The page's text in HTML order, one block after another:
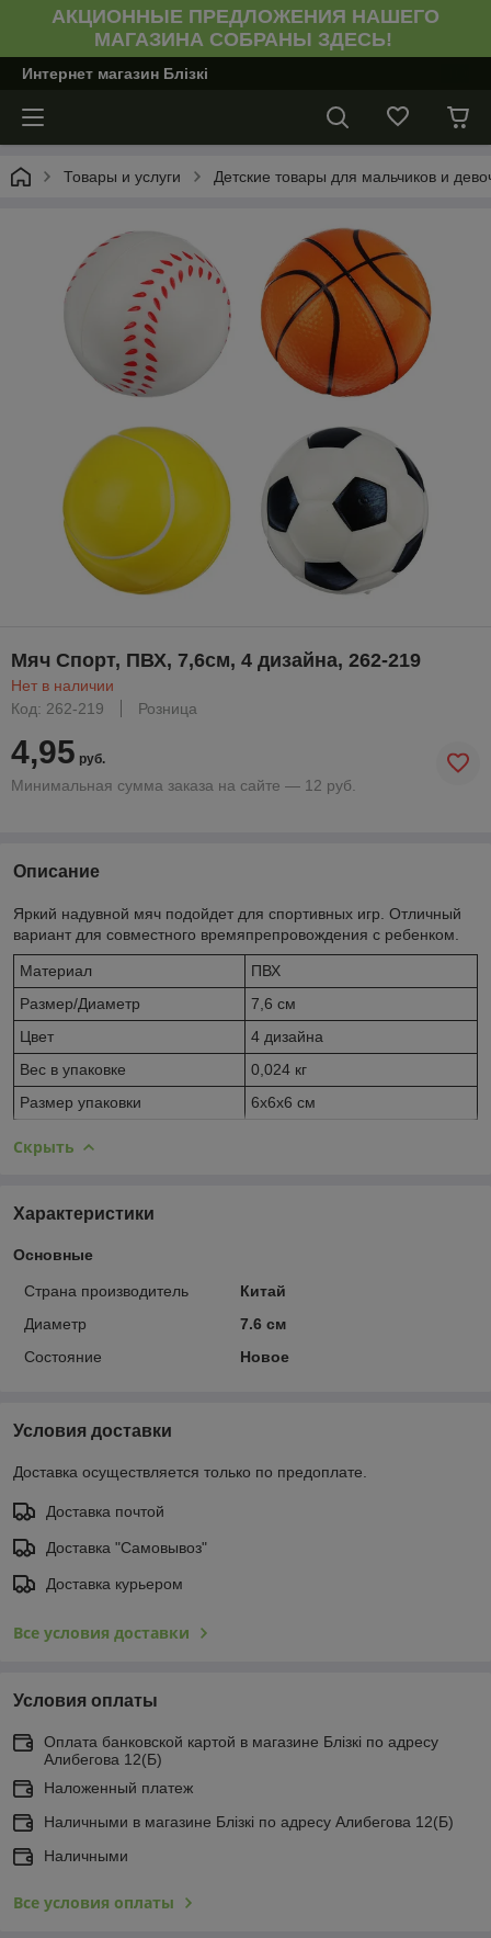
АКЦИОННЫЕ ПРЕДЛОЖЕНИЯ НАШЕГО
МАГАЗИНА СОБРАНЫ ЗДЕСЬ!
Интернет магазин Блiзкi
Товары и услуги Детские товары для мальчиков и
Мяч Спорт, ПВХ, 7,6см, 4 дизайна, 262-219
Нет в наличии
Код: 262-219
Розница
4,95 руб.
Минимальная сумма заказа на сайте — 12 руб.
Описание
Яркий надувной мяч подойдет для спортивных игр. Отличный
вариант для совместного времяпрепровождения с ребенком.
Материал
ПВХ
Размер/Диаметр
7,6 см
Цвет
4 дизайна
Вес в упаковке
0,024 кг
Размер упаковки
6x6x6 см
Скрыть
Характеристики
Основные
Страна производитель
Китай
Диаметр
7.6 см
Состояние
Новое
Условия доставки
Доставка осуществляется только по предоплате.
Доставка почтой
Доставка "Самовывоз"
Доставка курьером
Все условия доставки
Условия оплаты
Оплата банковской картой в магазине Блiзкi по адресу
Алибегова 12(Б)
Наложенный платеж
Наличными в магазине Блiзкi по адресу Алибегова 12(Б)
Наличными
Все условия оплаты